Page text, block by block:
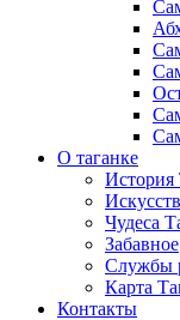
О таганке
История
Чудеса
Забавное
Службы
Карта
Контакты